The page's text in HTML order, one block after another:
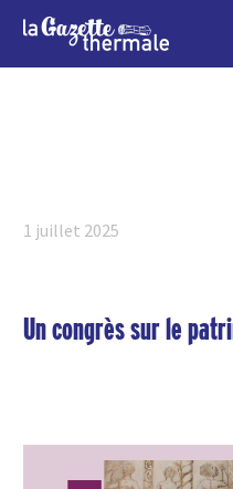
1 juillet 2025
Un congrès sur le